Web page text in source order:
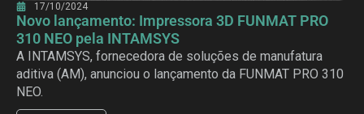
17/10/2024
Novo lançamento: Impressora 3D FUNMAT PRO
310 NEO pela INTAMSYS
A INTAMSYS, fornecedora de soluções de manufatura
aditiva (AM), anunciou o lançamento da FUNMAT PRO 310
NEO.